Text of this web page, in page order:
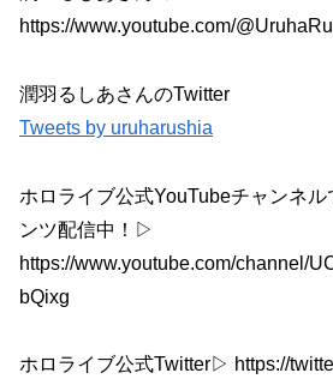
https://www.youtube.com/
潤羽るしあさんのTwitter
Tweets by uruharushia
ホロライブ公式YouTubeチャンネ
ンツ配信中！▷
https://www.youtube.com/channel/
bQixg
ホロライブ公式Twitter▷ https://